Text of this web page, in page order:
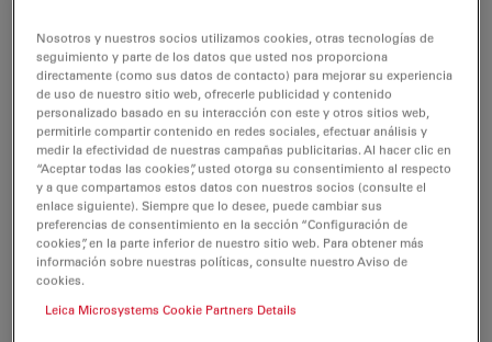
del M525 con latecnología OptiChrome™y el nuevo y
compacto estativoF40 SlimStand™.
excepcional claridad de su iluminacióny su
extraordinaria profundidad de campo con una
distancia de trabajo superior ofrecen al cirujano la
mejor visibilidad.
Diseñado comomicroscopio multidisciplinar, el Leica
M525 F40 es apropiado para intervenciones de
Nosotros y nuestros socios utilizamos cookies, otras tecnologías de
seguimiento y parte de los datos que usted nos proporciona
directamente (como sus datos de contacto) para mejorar su experiencia
de uso de nuestro sitio web, ofrecerle publicidad y contenido
personalizado basado en su interacción con este y otros sitios web,
permitirle compartir contenido en redes sociales, efectuar análisis y
medir la efectividad de nuestras campañas publicitarias. Al hacer clic en
“Aceptar todas las cookies”, usted otorga su consentimiento al respecto
y a que compartamos estos datos con nuestros socios (consulte el
enlace siguiente). Siempre que lo desee, puede cambiar sus
preferencias de consentimiento en la sección “Configuración de
cookies”, en la parte inferior de nuestro sitio web. Para obtener más
información sobre nuestras políticas, consulte nuestro Aviso de
cookies.
Leica Microsystems Cookie Partners Details